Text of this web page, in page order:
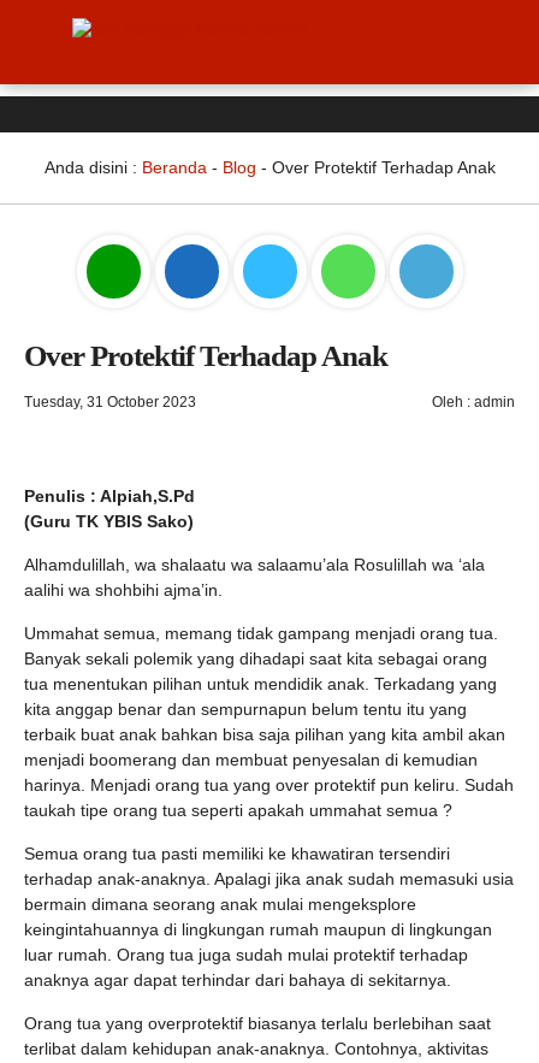
Anda disini : Beranda - Blog - Over Protektif Terhadap Anak
Over Protektif Terhadap Anak
Tuesday, 31 October 2023 Oleh : admin
Penulis : Alpiah,S.Pd
(Guru TK YBIS Sako)
Alhamdulillah, wa shalaatu wa salaamu’ala Rosulillah wa ‘ala
aalihi wa shohbihi ajma’in.
Ummahat semua, memang tidak gampang menjadi orang tua.
Banyak sekali polemik yang dihadapi saat kita sebagai orang
tua menentukan pilihan untuk mendidik anak. Terkadang yang
kita anggap benar dan sempurnapun belum tentu itu yang
terbaik buat anak bahkan bisa saja pilihan yang kita ambil akan
menjadi boomerang dan membuat penyesalan di kemudian
harinya. Menjadi orang tua yang over protektif pun keliru. Sudah
taukah tipe orang tua seperti apakah ummahat semua ?
Semua orang tua pasti memiliki ke khawatiran tersendiri
terhadap anak-anaknya. Apalagi jika anak sudah memasuki usia
bermain dimana seorang anak mulai mengeksplore
keingintahuannya di lingkungan rumah maupun di lingkungan
luar rumah. Orang tua juga sudah mulai protektif terhadap
anaknya agar dapat terhindar dari bahaya di sekitarnya.
Orang tua yang overprotektif biasanya terlalu berlebihan saat
terlibat dalam kehidupan anak-anaknya. Contohnya, aktivitas